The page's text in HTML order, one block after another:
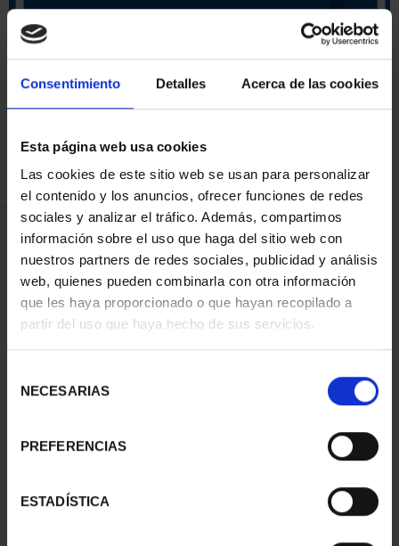
Consentimiento Detalles Acerca de las cookies
Esta página web usa cookies
Las cookies de este sitio web se usan para personalizar
el contenido y los anuncios, ofrecer funciones de redes
sociales y analizar el tráfico. Además, compartimos
información sobre el uso que haga del sitio web con
nuestros partners de redes sociales, publicidad y análisis
web, quienes pueden combinarla con otra información
que les haya proporcionado o que hayan recopilado a
partir del uso que haya hecho de sus servicios.
NECESARIAS
PREFERENCIAS
ESTADÍSTICA
ORDENAR POR:
3 Productos encontrados
- CUENCA
73,00 €
- GUADALAJARA